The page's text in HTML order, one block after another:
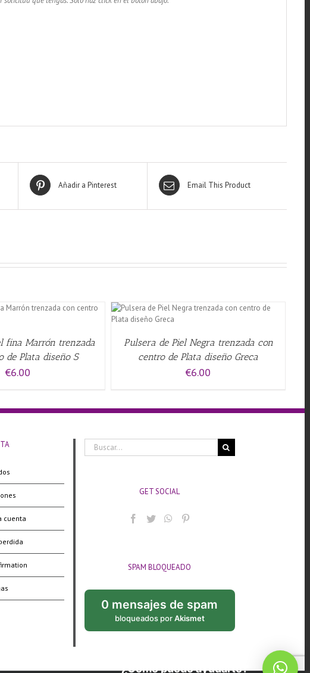
Añadir a Pinterest Email This Product
fina Marrón trenzada
de Plata diseño S
€6.00
Pulsera de Piel Negra trenzada con
centro de Plata diseño Greca
€6.00
cuenta
Buscar:
GET SOCIAL
SPAM BLOQUEADO
0 mensajes de spam
bloqueados porAkismet
¿Cómo puedo ayudarte?